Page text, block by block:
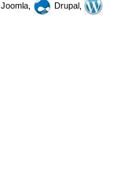
Joomla,
Drupal,